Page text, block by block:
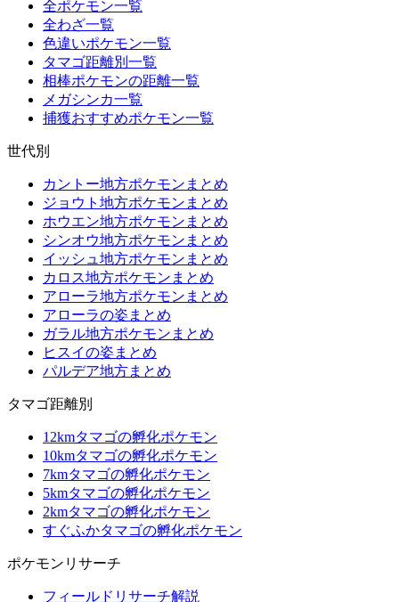
全ポケモン一覧
全わざ一覧
色違いポケモン一覧
タマゴ距離別一覧
相棒ポケモンの距離一覧
メガシンカ一覧
捕獲おすすめポケモン一覧
世代別
カントー地方ポケモンまとめ
ジョウト地方ポケモンまとめ
ホウエン地方ポケモンまとめ
シンオウ地方ポケモンまとめ
イッシュ地方ポケモンまとめ
カロス地方ポケモンまとめ
アローラ地方ポケモンまとめ
アローラの姿まとめ
ガラル地方ポケモンまとめ
ヒスイの姿まとめ
パルデア地方まとめ
タマゴ距離別
12kmタマゴの孵化ポケモン
10kmタマゴの孵化ポケモン
7kmタマゴの孵化ポケモン
5kmタマゴの孵化ポケモン
2kmタマゴの孵化ポケモン
すぐふかタマゴの孵化ポケモン
ポケモンリサーチ
フィールドリサーチ解説